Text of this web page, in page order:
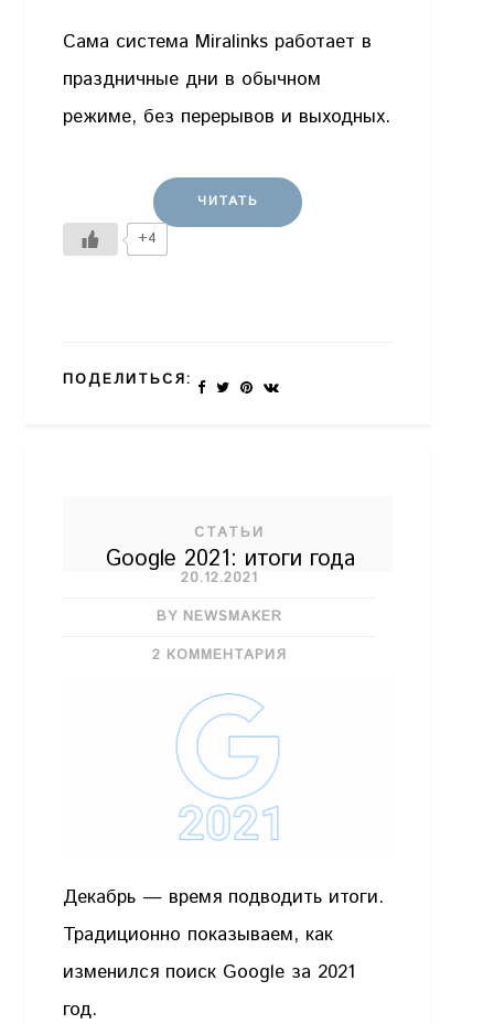
Сама система Miralinks работает в
праздничные дни в обычном
режиме, без перерывов и выходных.
ЧИТАТЬ
+4
ПОДЕЛИТЬСЯ:
СТАТЬИ
Google 2021: итоги года
20.12.2021
BY NEWSMAKER
2 КОММЕНТАРИЯ
Декабрь — время подводить итоги.
Традиционно показываем, как
изменился поиск Google за 2021
год.